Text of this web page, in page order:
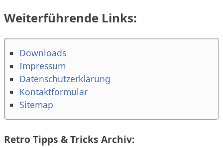
Weiterführende Links:
Downloads
Impressum
Datenschutzerklärung
Kontaktformular
Sitemap
Retro Tipps & Tricks Archiv: